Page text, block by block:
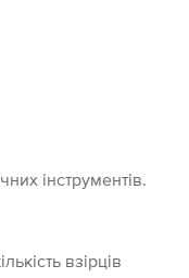
інструментів.
взірців